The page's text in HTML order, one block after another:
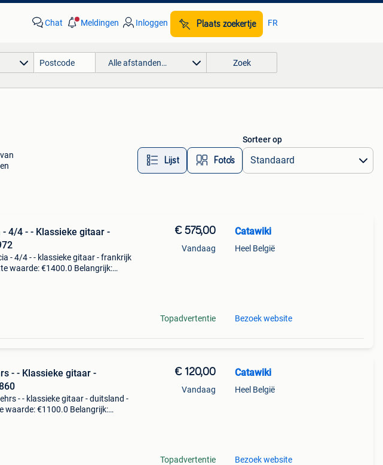
Chat Meldingen Inloggen Plaats zoekertje FR
Alle afstanden… Zoek
Lijst Foto’s
Sorteer op
4/4 - - Klassieke gitaar -
- 4/4 - - klassieke gitaar - frankrijk
waarde: €1400.0 Belangrijk:
€ 575,00
Vandaag
Topadvertentie
Catawiki
Heel België
Bezoek website
- - Klassieke gitaar -
- - klassieke gitaar - duitsland -
waarde: €1100.0 Belangrijk:
€ 120,00
Vandaag
Topadvertentie
Catawiki
Heel België
Bezoek website